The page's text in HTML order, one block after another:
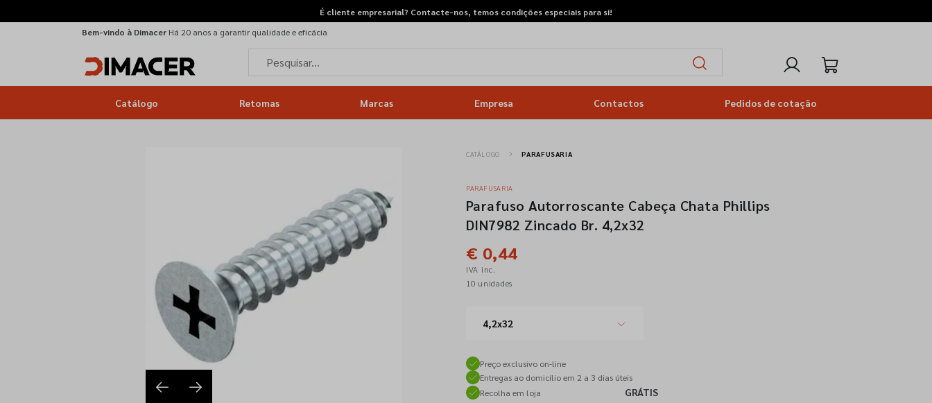
É cliente empresarial? Contacte-nos, temos condições especiais para si!
Bem-vindo à Dimacer Há 20 anos a garantir qualidade e eficácia
Catálogo Retomas Marcas Empresa Contactos Pedidos de cotação
CATÁLOGO PARAFUSARIA
PARAFUSARIA
Parafuso Autorroscante Cabeça Chata Phillips
DIN7982 Zincado Br. 4,2x32
€ 0,44
IVA inc.
10 unidades
4,2x32
Preço exclusivo on-line
Entregas ao domicílio em 2 a 3 dias úteis
Recolha em loja
GRÁTIS